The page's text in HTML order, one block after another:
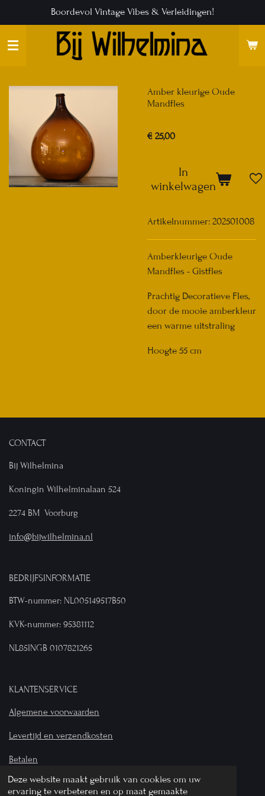
Deze website maakt gebruik van cookies om uw
ervaring te verbeteren en op maat gemaakte
direct
naar
Boordevol Vintage Vibes & Verleidingen!
Amber kleurige Oude
Mandfles
€ 25,00
In
winkelwagen
Artikelnummer: 202501008
Amberkleurige Oude
Mandfles - Gistfles
Prachtig Decoratieve Fles,
door de mooie amberkleur
een warme uitstraling
Hoogte 55 cm
CONTACT
Bij Wilhelmina
Koningin Wilhelminalaan 524
2274 BM Voorburg
info@bijwilhelmina.nl
BEDRIJFSINFORMATIE
BTW-nummer: NL005149517B50
KVK-nummer: 95381112
NL85INGB 0107821265
KLANTENSERVICE
Algemene voorwaarden
Levertijd en verzendkosten
Betalen
Privacyverklaring